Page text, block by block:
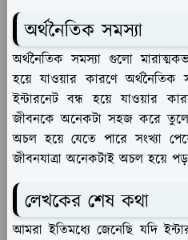
অর্থনৈতিক সমস্যা
অর্থনৈতিক সমস্যা গুলো
হয়ে যাওয়ার কারণে অর্থনৈতিক
ইন্টারনেট বন্ধ হয়ে যাওয়ার
জীবনকে অনেকটা সহজ করে
অচল হয়ে যেতে পারে সংখ্যা
জীবনযাত্রা অনেকটাই অচল হয়ে
লেখকের শেষ কথা
আমরা ইতিমধ্যে জেনেছি যদি